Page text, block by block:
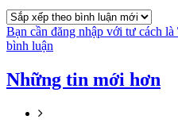
Bạn cần đăng nhập với tư cách là
bình luận
Những tin mới hơn